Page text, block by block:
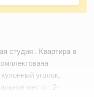
студия . Квартира в
уголок,
место : 2-